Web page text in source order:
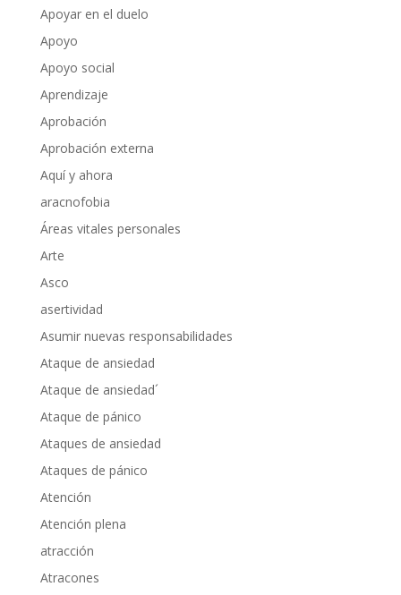
Apoyar en el duelo
Apoyo
Apoyo social
Aprendizaje
Aprobación
Aprobación externa
Aquí y ahora
aracnofobia
Áreas vitales personales
Arte
Asco
asertividad
Asumir nuevas responsabilidades
Ataque de ansiedad
Ataque de ansiedad´
Ataque de pánico
Ataques de ansiedad
Ataques de pánico
Atención
Atención plena
atracción
Atracones